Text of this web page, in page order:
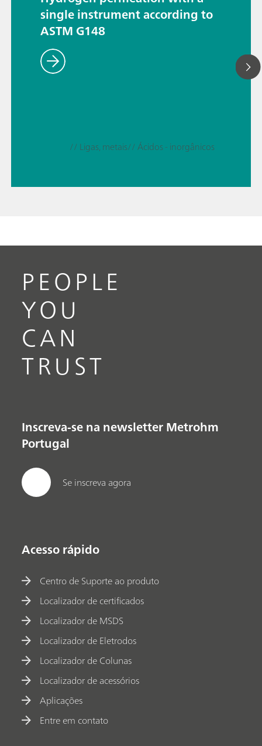
single instrument according to
ASTM G148
// Ligas, metais// Ácidos - inorgânicos
PEOPLE
YOU
CAN
TRUST
Inscreva-se na newsletter Metrohm
Portugal
Se inscreva agora
Acesso rápido
Centro de Suporte ao produto
Localizador de certificados
Localizador de MSDS
Localizador de Eletrodos
Localizador de Colunas
Localizador de acessórios
Aplicações
Entre em contato